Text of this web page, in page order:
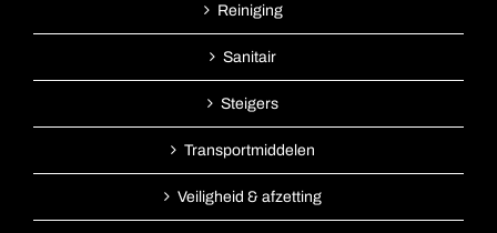
Reiniging
Sanitair
Steigers
Transportmiddelen
Veiligheid & afzetting